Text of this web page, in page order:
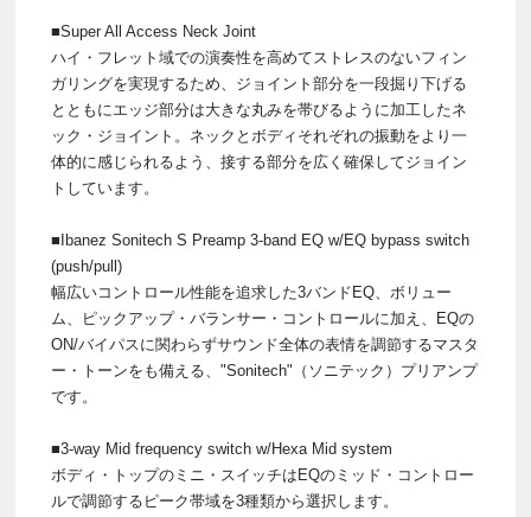
■Super All Access Neck Joint
ハイ・フレット域での演奏性を高めてストレスのないフィン
ガリングを実現するため、ジョイント部分を一段掘り下げる
とともにエッジ部分は大きな丸みを帯びるように加工したネ
ック・ジョイント。ネックとボディそれぞれの振動をより一
体的に感じられるよう、接する部分を広く確保してジョイン
トしています。
■Ibanez Sonitech S Preamp 3-band EQ w/EQ bypass switch
(push/pull)
幅広いコントロール性能を追求した3バンドEQ、ボリュー
ム、ピックアップ・バランサー・コントロールに加え、EQの
ON/バイパスに関わらずサウンド全体の表情を調節するマスタ
ー・トーンをも備える、"Sonitech"（ソニテック）プリアンプ
です。
■3-way Mid frequency switch w/Hexa Mid system
ボディ・トップのミニ・スイッチはEQのミッド・コントロー
ルで調節するピーク帯域を3種類から選択します。